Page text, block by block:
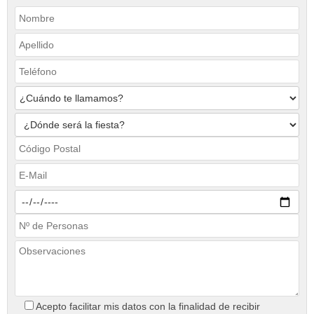
Acepto facilitar mis datos con la finalidad de recibir